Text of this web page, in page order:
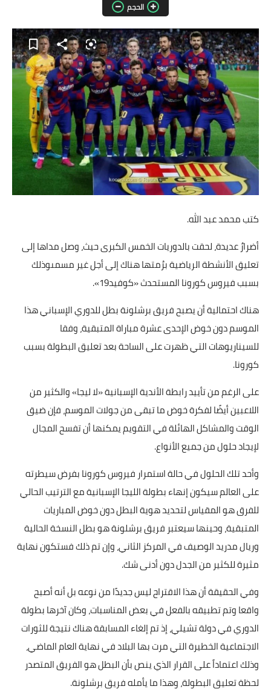
مقالات واراء
محافظات
القاهرة
القليوبية
الجيزة
الاسكندرية
الدقهلية
أسيوط
شمال سيناء
أخبار الفن
صحة
المزيد
اقتصاد
حكاية صورة
ثقافة
بداية tv
الحجم
كتب محمد عبد الله.
أضرارٌ عديدة، لحقت بالدوريات الخمس الكبرى حيث، وصل مداها إلى
تعليق الأنشطة الرياضية برُمتها هناك إلى أجل غير مسمىوذلك
بسبب فيروس كورونا المستحدث «كوفيد19».
هناك احتمالية أن يصبح فريق برشلونة بطل للدوري الإسباني هذا
الموسم دون خوض الإحدى عشرة مباراة المتبقية، وفقا
للسيناريوهات التي ظهرت على الساحة بعد تعليق البطولة بسبب
كورونا.
على الرغم من تأييد رابطة الأندية الإسبانية «لا ليجا» والكثير من
اللاعبين أيضًا لفكرة خوض ما تبقى من جولات الموسم، فإن ضيق
الوقت والمشاكل الهائلة في التقويم يمكنها أن تفسح المجال
لإيجاد حلول من جميع الأنواع.
وأحد تلك الحلول في حالة استمرار فيروس كورونا بفرض سيطرته
على العالم سيكون إنهاء بطولة الليجا الإسبانية مع الترتيب الحالي
للفرق هو المقياس لتحديد هوية البطل دون خوض المباريات
المتبقية، وحينها سيعتبر فريق برشلونة هو بطل النسخة الحالية
وريال مدريد الوصيف في المركز الثاني، وإن تم ذلك فستكون نهاية
مثيرة للكثير من الجدل دون أدنى شك.
وفي الحقيقة أن هذا الاقتراح ليس جديدًا من نوعه بل أنه أصبح
واقعا وتم تطبيقه بالفعل في بعض المناسبات، وكان آخرها بطولة
الدوري في دولة تشيلي، إذ تم إلغاء المسابقة هناك نتيجة للثورات
الاجتماعية الخطيرة التي مرت بها البلاد في نهاية العام الماضي،
وذلك اعتماداً على القرار الذي ينص بأن البطل هو الفريق المتصدر
لحظة تعليق البطولة، وهذا ما يأمله فريق برشلونة.